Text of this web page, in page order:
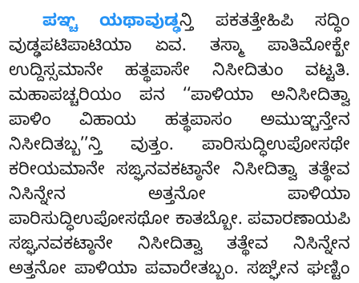
ಪಞ್ಚ ಯಥಾವುಡ್ಢನ್ತಿ ಪಕತತ್ತೇಹಿಪಿ ಸದ್ಧಿಂ
ವುಡ್ಢಪಟಿಪಾಟಿಯಾ ಏವ. ತಸ್ಮಾ ಪಾತಿಮೋಕ್ಖೇ
ಉದ್ದಿಸ್ಸಮಾನೇ ಹತ್ಥಪಾಸೇ ನಿಸೀದಿತುಂ ವಟ್ಟತಿ.
ಮಹಾಪಚ್ಚರಿಯಂ ಪನ ‘‘ಪಾಳಿಯಾ ಅನಿಸೀದಿತ್ವಾ
ಪಾಳಿಂ ವಿಹಾಯ ಹತ್ಥಪಾಸಂ ಅಮುಞ್ಚನ್ತೇನ
ನಿಸೀದಿತಬ್ಬ’’ನ್ತಿ ವುತ್ತಂ. ಪಾರಿಸುದ್ಧಿಉಪೋಸಥೇ
ಕರೀಯಮಾನೇ ಸಙ್ಘನವಕಟ್ಠಾನೇ ನಿಸೀದಿತ್ವಾ ತತ್ಥೇವ
ನಿಸಿನ್ನೇನ ಅತ್ತನೋ ಪಾಳಿಯಾ
ಪಾರಿಸುದ್ಧಿಉಪೋಸಥೋ ಕಾತಬ್ಬೋ. ಪವಾರಣಾಯಪಿ
ಸಙ್ಘನವಕಟ್ಠಾನೇ ನಿಸೀದಿತ್ವಾ ತತ್ಥೇವ ನಿಸಿನ್ನೇನ
ಅತ್ತನೋ ಪಾಳಿಯಾ ಪವಾರೇತಬ್ಬಂ. ಸಙ್ಘೇನ ಘಣ್ಟಿಂ